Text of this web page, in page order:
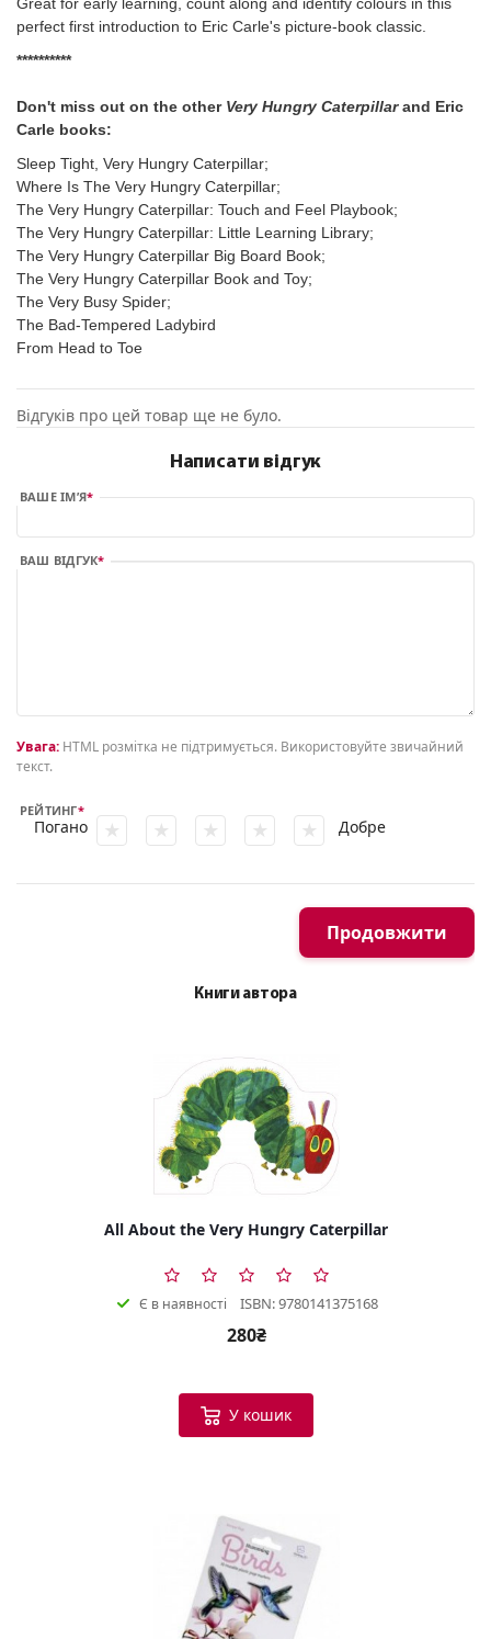
perfect first introduction to Eric Carle's picture-book classic.
**********
Don't miss out on the other Very Hungry Caterpillar and Eric
Carle books:
Sleep Tight, Very Hungry Caterpillar;
Where Is The Very Hungry Caterpillar;
The Very Hungry Caterpillar: Touch and Feel Playbook;
The Very Hungry Caterpillar: Little Learning Library;
The Very Hungry Caterpillar Big Board Book;
The Very Hungry Caterpillar Book and Toy;
The Very Busy Spider;
The Bad-Tempered Ladybird
From Head to Toe
Відгуків про цей товар ще не було.
Написати відгук
ВАШЕ ІМ’Я
ВАШ ВІДГУК
Увага: HTML розмітка не підтримується. Використовуйте звичайний
текст.
РЕЙТИНГ
Погано Добре
Продовжити
Книги автора
All About the Very Hungry Caterpillar
Є в наявності ISBN: 9780141375168
280₴
У кошик